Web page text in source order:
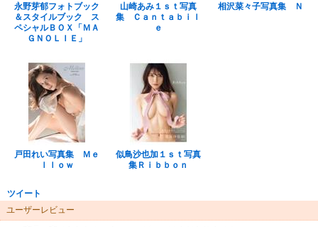
永野芽郁フォトブック
＆スタイルブック ス
ペシャルＢＯＸ「ＭＡ
ＧＮＯＬＩＥ」
山崎あみ１ｓｔ写真
集 Ｃａｎｔａｂｉｌ
ｅ
相沢菜々子写真集 Ｎ
戸田れい写真集 Ｍｅ
ｌｌｏｗ
似鳥沙也加１ｓｔ写真
集Ｒｉｂｂｏｎ
ツイート
ユーザーレビュー